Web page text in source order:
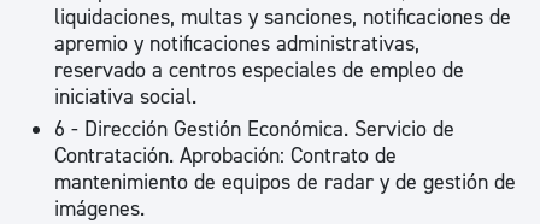
liquidaciones, multas y sanciones, notificaciones de
apremio y notificaciones administrativas,
reservado a centros especiales de empleo de
iniciativa social.
6 - Dirección Gestión Económica. Servicio de
Contratación. Aprobación: Contrato de
mantenimiento de equipos de radar y de gestión de
imágenes.